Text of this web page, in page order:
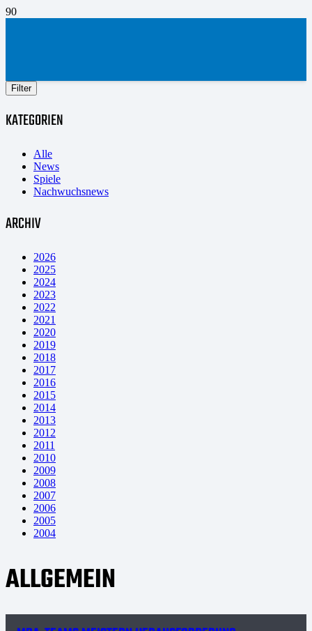
Filter
KATEGORIEN
Alle
News
Spiele
Nachwuchsnews
ARCHIV
2026
2025
2024
2023
2022
2021
2020
2019
2018
2017
2016
2015
2014
2013
2012
2011
2010
2009
2008
2007
2006
2005
2004
ALLGEMEIN